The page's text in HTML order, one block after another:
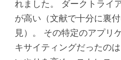
れました。 ダークトライ
が高い（文献で十分に裏
見）。 その特定のアプリ
キサイティングだったの